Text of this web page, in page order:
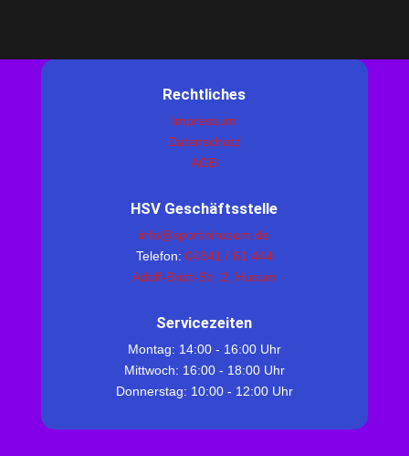
Rechtliches
Impressum
Datenschutz
AGB
HSV Geschäftsstelle
info@sportinhusum.de
Telefon: 04841 / 61 444
Adolf-Brütt-Str. 2, Husum
Servicezeiten
Montag: 14:00 - 16:00 Uhr
Mittwoch: 16:00 - 18:00 Uhr
Donnerstag: 10:00 - 12:00 Uhr